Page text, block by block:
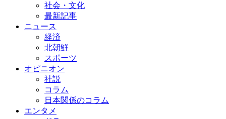
社会・文化
最新記事
ニュース
経済
北朝鮮
スポーツ
オピニオン
社説
コラム
日本関係のコラム
エンタメ